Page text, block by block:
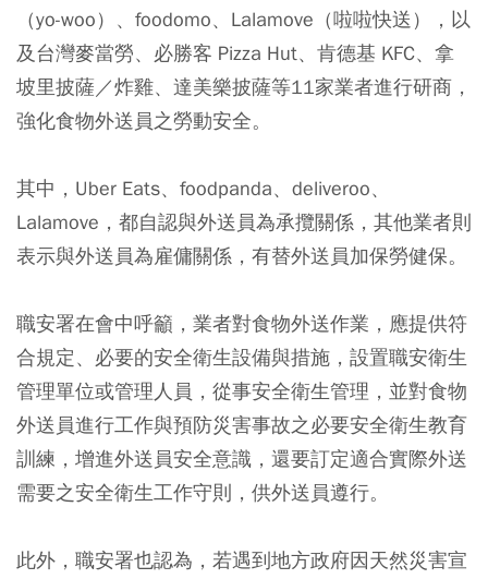
（yo-woo）、foodomo、Lalamove（啦啦快送），以
及台灣麥當勞、必勝客 Pizza Hut、肯德基 KFC、拿
坡里披薩／炸雞、達美樂披薩等11家業者進行研商，
強化食物外送員之勞動安全。
其中，Uber Eats、foodpanda、deliveroo、
Lalamove，都自認與外送員為承攬關係，其他業者則
表示與外送員為雇傭關係，有替外送員加保勞健保。
職安署在會中呼籲，業者對食物外送作業，應提供符
合規定、必要的安全衛生設備與措施，設置職安衛生
管理單位或管理人員，從事安全衛生管理，並對食物
外送員進行工作與預防災害事故之必要安全衛生教育
訓練，增進外送員安全意識，還要訂定適合實際外送
需要之安全衛生工作守則，供外送員遵行。
此外，職安署也認為，若遇到地方政府因天然災害宣